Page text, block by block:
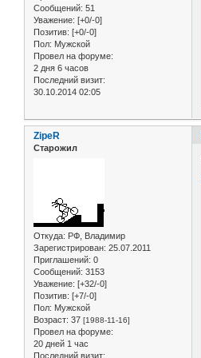
Сообщений: 51
Уважение: [+0/-0]
Позитив: [+0/-0]
Пол: Мужской
Провел на форуме:
2 дня 6 часов
Последний визит:
30.10.2014 02:05
ZipeR
Старожил
Откуда: РФ, Владимир
Зарегистрирован: 25.07.2011
Приглашений: 0
Сообщений: 3153
Уважение: [+32/-0]
Позитив: [+7/-0]
Пол: Мужской
Возраст: 37 [1988-11-16]
Провел на форуме:
20 дней 1 час
Последний визит: